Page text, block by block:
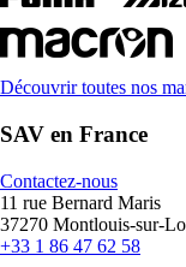
Découvrir toutes nos
SAV en France
Contactez-nous
11 rue Bernard Maris
37270 Montlouis-sur-
+33 1 86 47 62 58